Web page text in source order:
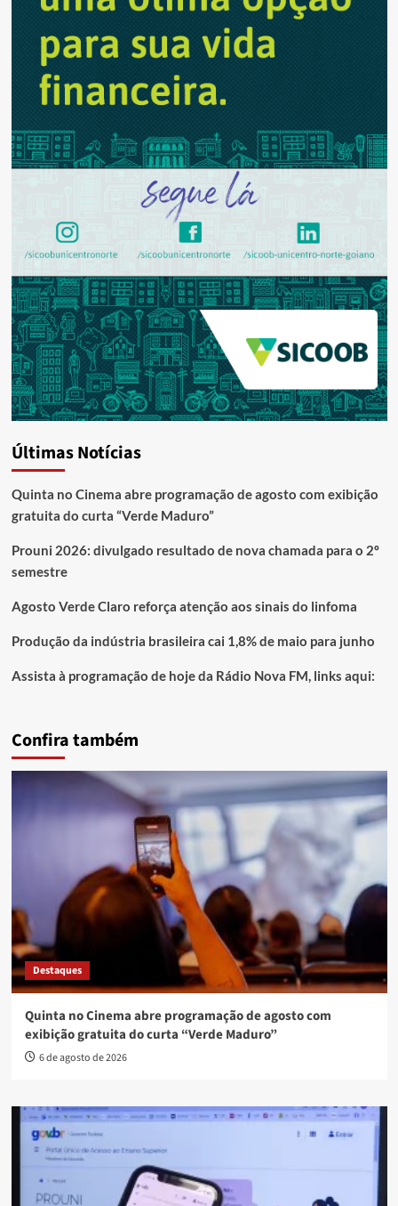
Últimas Notícias
Quinta no Cinema abre programação de agosto com exibição
gratuita do curta “Verde Maduro”
Prouni 2026: divulgado resultado de nova chamada para o 2º
semestre
Agosto Verde Claro reforça atenção aos sinais do linfoma
Produção da indústria brasileira cai 1,8% de maio para junho
Assista à programação de hoje da Rádio Nova FM, links aqui:
Confira também
Destaques
Quinta no Cinema abre programação de agosto com
exibição gratuita do curta “Verde Maduro”
6 de agosto de 2026